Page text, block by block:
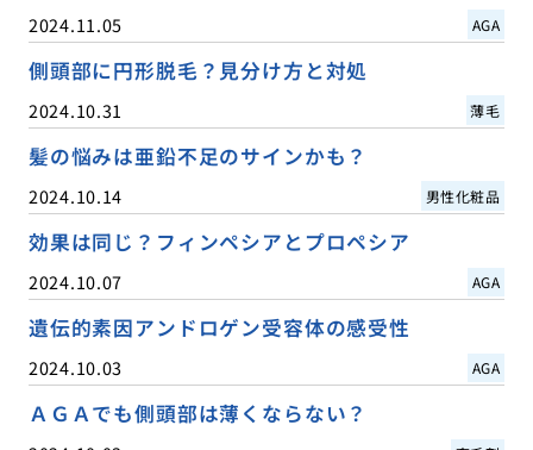
2024.11.05 AGA
側頭部に円形脱毛？見分け方と対処
2024.10.31 薄毛
髪の悩みは亜鉛不足のサインかも？
2024.10.14 男性化粧品
効果は同じ？フィンペシアとプロペシア
2024.10.07 AGA
遺伝的素因アンドロゲン受容体の感受性
2024.10.03 AGA
ＡＧＡでも側頭部は薄くならない？